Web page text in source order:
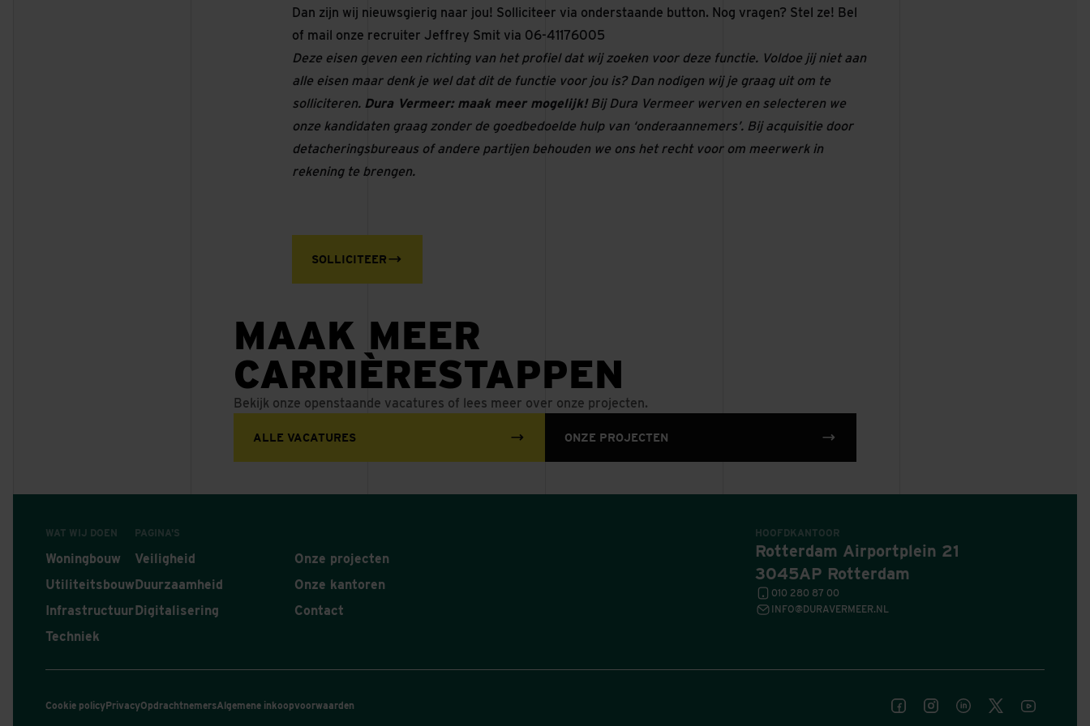
Dan zijn wij nieuwsgierig naar jou! Solliciteer via onderstaande button. Nog vragen? Stel ze! Bel
of mail onze recruiter Jeffrey Smit via 06-41176005
Deze eisen geven een richting van het profiel dat wij zoeken voor deze functie. Voldoe jij niet aan
alle eisen maar denk je wel dat dit de functie voor jou is? Dan nodigen wij je graag uit om te
solliciteren. Dura Vermeer: maak meer mogelijk!Bij Dura Vermeer werven en selecteren we
onze kandidaten graag zonder de goedbedoelde hulp van ‘onderaannemers’. Bij acquisitie door
detacheringsbureaus of andere partijen behouden we ons het recht voor om meerwerk in
rekening te brengen.
SOLLICITEER
MAAK MEER
CARRIÈRESTAPPEN
Bekijk onze openstaande vacatures of lees meer over onze projecten.
ALLE VACATURES ONZE PROJECTEN
WAT WIJ DOEN
Woningbouw
Utiliteitsbouw
Infrastructuur
Techniek
PAGINA'S
Veiligheid
Duurzaamheid
Digitalisering
Onze projecten
Onze kantoren
Contact
HOOFDKANTOOR
Rotterdam Airportplein 21
3045AP Rotterdam
010 280 87 00
INFO@DURAVERMEER.NL
Cookie policyPrivacyOpdrachtnemersAlgemene inkoopvoorwaarden